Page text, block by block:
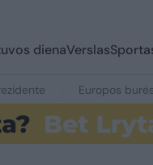
dienaVerslas
Europos